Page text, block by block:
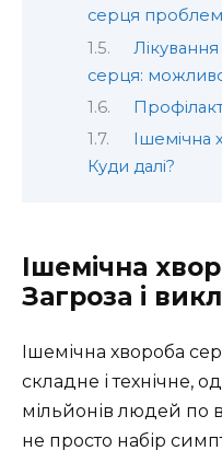
серця
серця:
Ішемічна
Куди далі?
Ішемічна
Загроза і
Ішемічна хвороба
складне і технічне,
мільйонів людей по
не просто набір